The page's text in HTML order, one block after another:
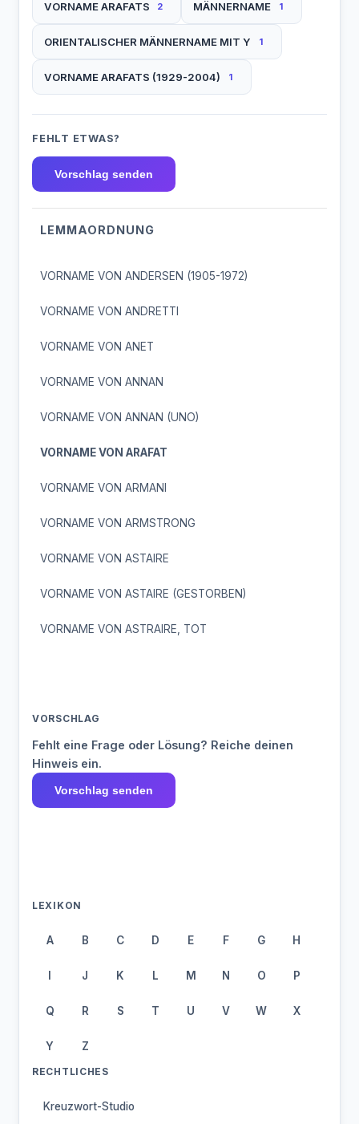
VORNAME ARAFATS 2 MÄNNERNAME 1
ORIENTALISCHER MÄNNERNAME MIT Y 1
VORNAME ARAFATS (1929-2004) 1
FEHLT ETWAS?
Vorschlag senden
LEMMAORDNUNG
VORNAME VON ANDERSEN (1905-1972)
VORNAME VON ANDRETTI
VORNAME VON ANET
VORNAME VON ANNAN
VORNAME VON ANNAN (UNO)
VORNAME VON ARAFAT
VORNAME VON ARMANI
VORNAME VON ARMSTRONG
VORNAME VON ASTAIRE
VORNAME VON ASTAIRE (GESTORBEN)
VORNAME VON ASTRAIRE, TOT
VORSCHLAG
Fehlt eine Frage oder Lösung? Reiche deinen
Hinweis ein.
Vorschlag senden
LEXIKON
A B C D E F G H
I J K L M N O P
Q R S T U V W X
Y Z
RECHTLICHES
Kreuzwort-Studio